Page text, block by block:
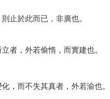
止於此而已，非廣也。
者，外若偷惰，而實建也。
，而不失其真者，外若渝也。